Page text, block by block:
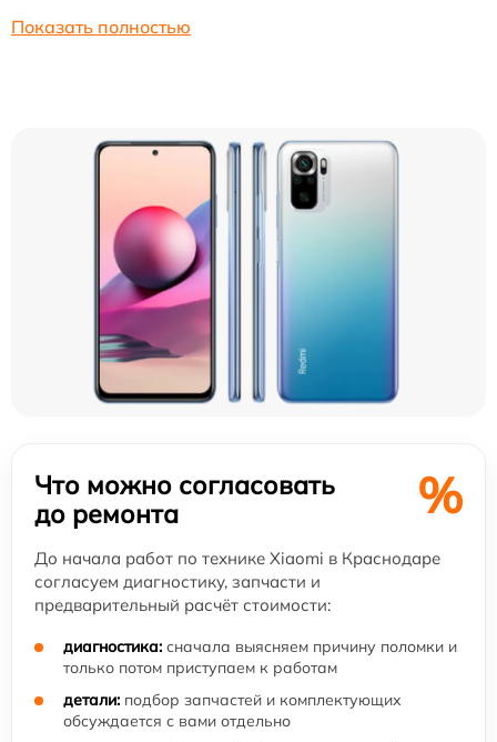
Показать полностью
Что можно согласовать
до ремонта
%
До начала работ по технике Xiaomi в Краснодаре
согласуем диагностику, запчасти и
предварительный расчёт стоимости:
диагностика: сначала выясняем причину поломки и
только потом приступаем к работам
детали: подбор запчастей и комплектующих
обсуждается с вами отдельно